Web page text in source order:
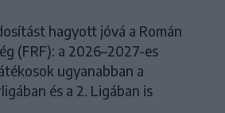
hagyott jóvá a Román
(FRF): a 2026–2027-es
ugyanabban a
és a 2. Ligában is